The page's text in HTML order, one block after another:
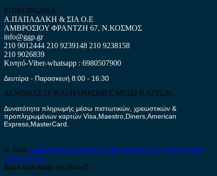
ΕΠΙΚΟΙΝΩΝΙΑ
Α.ΠΑΠΑΔΑΚΗ & ΣΙΑ Ο.Ε
ΑΜΒΡΟΣΙΟΥ ΦΡΑΝΤΖΗ 67, Ν.ΚΟΣΜΟΣ
info@ggp.gr
210 9012444 210 9239148 210 9238158
210 9026839
Κινητό-Viber-whatsapp : 6980507900
Δευτέρα - Παρασκευή 8:00 - 16:30
ΔΕΧΟΜΑΣΤΕ ΚΑΙ ΠΛΗΡΩΜΕΣ ΜΕΣΩ ΚΑΡΤΩΝ
Δυνατότητα πληρωμής μέσω πιστωτικών, χρεωστικών &
προπληρωμένων καρτών Visa,Maestro,Diners,American
Express,MasterCard.
© 2026 antallaktika-papadakis.grΜεταχειρισμένα Ανταλλακτικά
Αυτοκινήτων
Καλό καλοκαίρι σε όλους!!